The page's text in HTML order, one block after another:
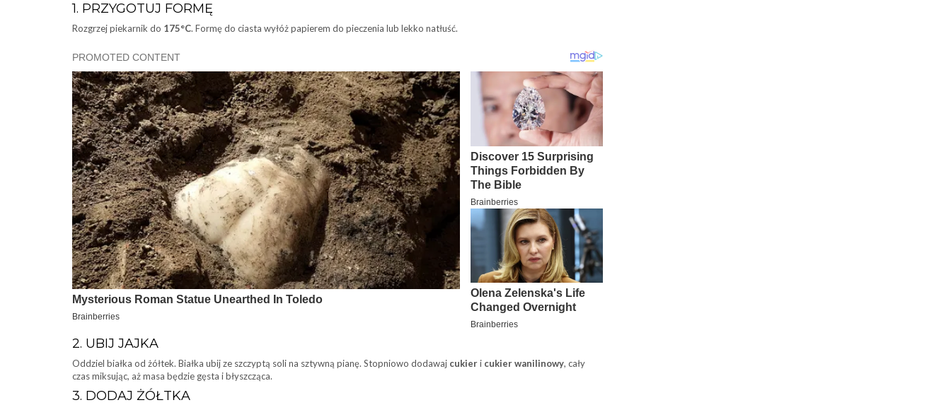
1. PRZYGOTUJ FORMĘ
Rozgrzej piekarnik do 175°C. Formę do ciasta wyłóż papierem do pieczenia lub lekko natłuść.
2. UBIJ JAJKA
Oddziel białka od żółtek. Białka ubij ze szczyptą soli na sztywną pianę. Stopniowo dodawaj cukieri cukier wanilinowy, cały
czas miksując, aż masa będzie gęsta i błyszcząca.
3. DODAJ ŻÓŁTKA